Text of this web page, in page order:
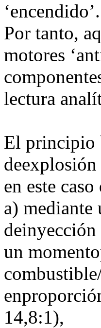
‘encendido’.
Por tanto,
motores
lectura
El principio
en este
a) mediante
un
14,8:1),